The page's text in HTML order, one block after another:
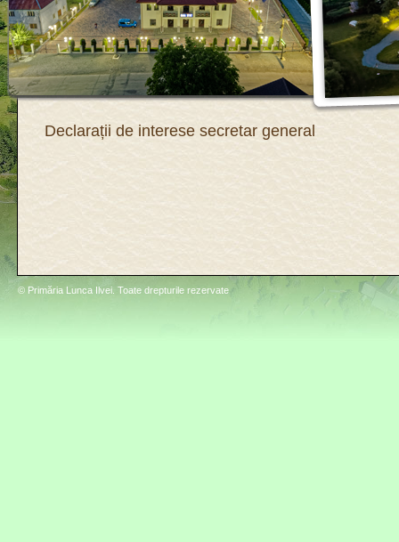
Declarații de interese secretar general
© Primăria Lunca Ilvei. Toate drepturile rezervate